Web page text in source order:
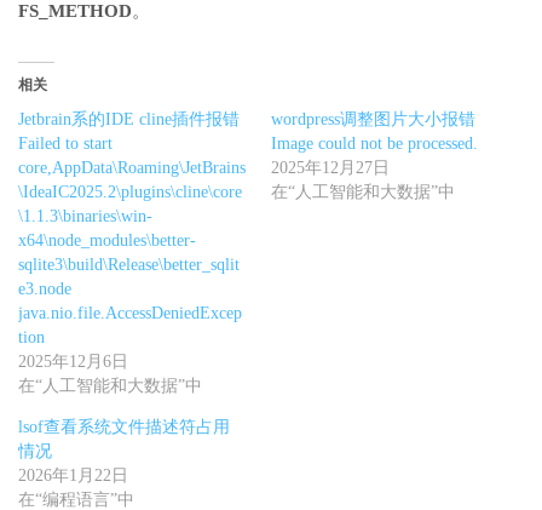
FS_METHOD。
相关
Jetbrain系的IDE cline插件报错
Failed to start
core,AppData\Roaming\JetBrains
\IdeaIC2025.2\plugins\cline\core
\1.1.3\binaries\win-
x64\node_modules\better-
sqlite3\build\Release\better_sqlit
e3.node
java.nio.file.AccessDeniedExcep
tion
2025年12月6日
在“人工智能和大数据”中
wordpress调整图片大小报错
Image could not be processed.
2025年12月27日
在“人工智能和大数据”中
lsof查看系统文件描述符占用
情况
2026年1月22日
在“编程语言”中